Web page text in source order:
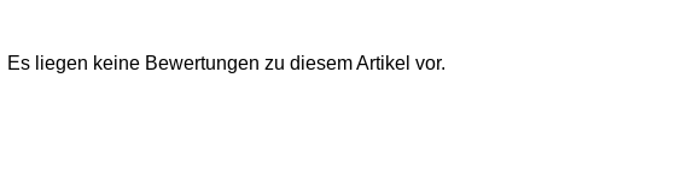
Es liegen keine Bewertungen zu diesem Artikel vor.